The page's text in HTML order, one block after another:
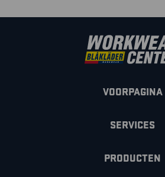
VOORPAGINA
SERVICES
PRODUCTEN